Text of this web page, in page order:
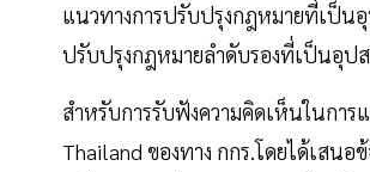
แนวทางการปรับปรุงกฎหมายที่เป็น
ปรับปรุงกฎหมายลำดับรองที่เป็นอุป
สำหรับการรับฟังความคิดเห็นในกา
Thailand ของทาง กกร.โดยได้เสน